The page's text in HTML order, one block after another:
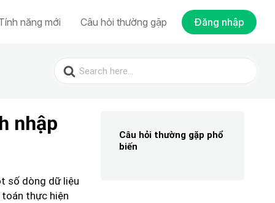
năng mới Câu hỏi thường gặp Đăng nhập
Search
for:
nhập
số dòng dữ liệu
toán thực hiện
Câu hỏi thường gặp phổ
biến